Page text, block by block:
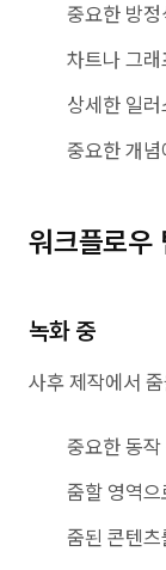
중요한 방
차트나 그
상세한 일
중요한 개념
워크플로우
녹화 중
사후 제작에서
중요한 동작
줌할 영역
줌된 콘텐츠